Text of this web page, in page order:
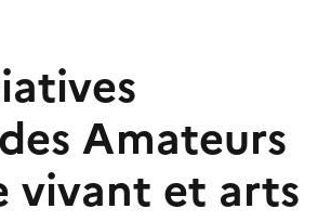
Amateurs
vivant et arts